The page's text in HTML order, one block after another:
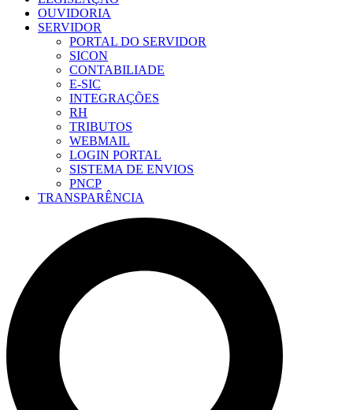
OUVIDORIA
SERVIDOR
PORTAL DO SERVIDOR
SICON
CONTABILIADE
E-SIC
INTEGRAÇÕES
RH
TRIBUTOS
WEBMAIL
LOGIN PORTAL
SISTEMA DE ENVIOS
PNCP
TRANSPARÊNCIA